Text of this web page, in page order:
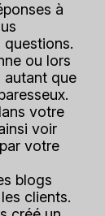
à
questions.
ou lors
autant que
votre
voir
votre
blogs
clients.